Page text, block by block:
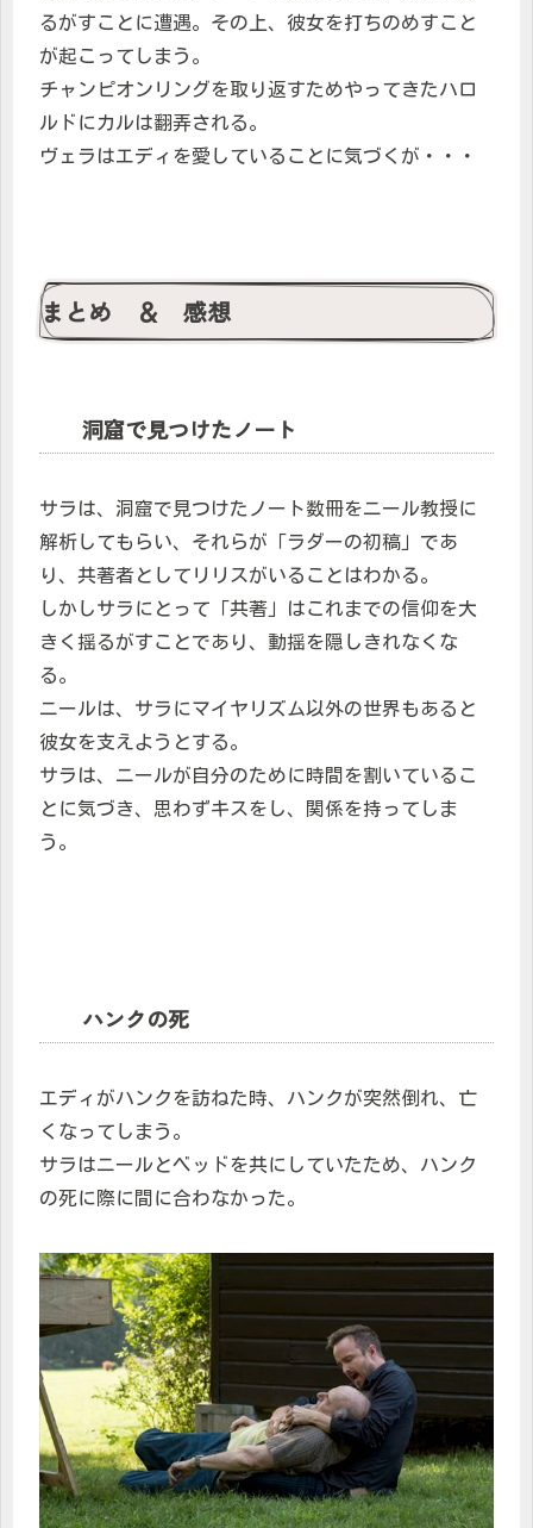
るがすことに遭遇。その上、彼女を打ちのめすこと
が起こってしまう。
チャンピオンリングを取り返すためやってきたハロ
ルドにカルは翻弄される。
ヴェラはエディを愛していることに気づくが・・・
まとめ ＆ 感想
洞窟で見つけたノート
サラは、洞窟で見つけたノート数冊をニール教授に
解析してもらい、それらが「ラダーの初稿」であ
り、共著者としてリリスがいることはわかる。
しかしサラにとって「共著」はこれまでの信仰を大
きく揺るがすことであり、動揺を隠しきれなくな
る。
ニールは、サラにマイヤリズム以外の世界もあると
彼女を支えようとする。
サラは、ニールが自分のために時間を割いているこ
とに気づき、思わずキスをし、関係を持ってしま
う。
ハンクの死
エディがハンクを訪ねた時、ハンクが突然倒れ、亡
くなってしまう。
サラはニールとベッドを共にしていたため、ハンク
の死に際に間に合わなかった。